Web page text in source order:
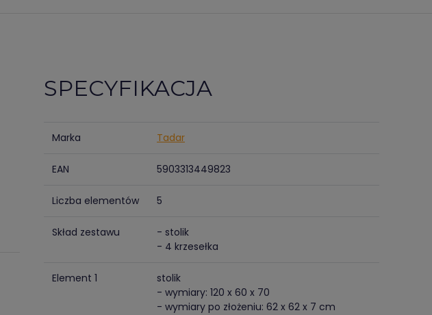
SPECYFIKACJA
Marka Tadar
EAN 5903313449823
Liczba elementów 5
Skład zestawu
- stolik
- 4 krzesełka
Element 1
stolik
- wymiary: 120 x 60 x 70
- wymiary po złożeniu: 62 x 62 x 7 cm